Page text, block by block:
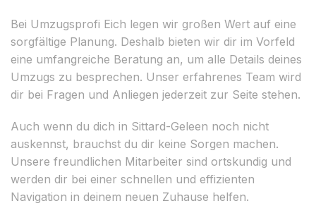
Bei Umzugsprofi Eich legen wir großen Wert auf eine
sorgfältige Planung. Deshalb bieten wir dir im Vorfeld
eine umfangreiche Beratung an, um alle Details deines
Umzugs zu besprechen. Unser erfahrenes Team wird
dir bei Fragen und Anliegen jederzeit zur Seite stehen.
Auch wenn du dich in Sittard-Geleen noch nicht
auskennst, brauchst du dir keine Sorgen machen.
Unsere freundlichen Mitarbeiter sind ortskundig und
werden dir bei einer schnellen und effizienten
Navigation in deinem neuen Zuhause helfen.